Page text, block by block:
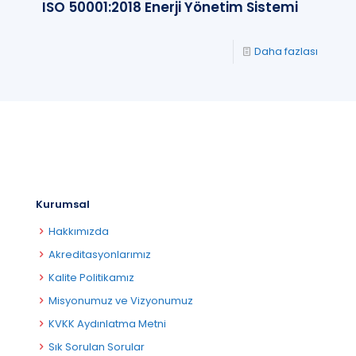
ISO 50001:2018 Enerji Yönetim Sistemi
Daha fazlası
Kurumsal
Hakkımızda
Akreditasyonlarımız
Kalite Politikamız
Misyonumuz ve Vizyonumuz
KVKK Aydınlatma Metni
Sık Sorulan Sorular